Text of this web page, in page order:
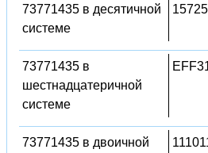
73771435 в десятичной
системе
73771435 в
шестнадцатеричной
системе
73771435 в двоичной